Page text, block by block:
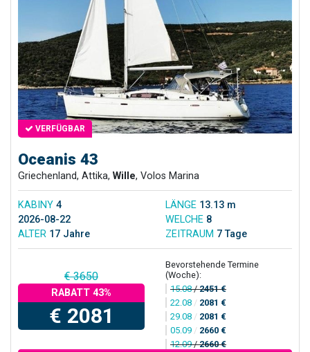
VERFÜGBAR
Oceanis 43
Griechenland, Attika, Wille, Volos Marina
KABINY 4 LÄNGE 13.13 m
2026-08-22
WELCHE 8
ALTER 17 Jahre ZEITRAUM 7 Tage
€ 3650
RABATT 43%
€ 2081
Bevorstehende Termine
(Woche):
15.08/2451 €
22.08 / 2081 €
29.08 / 2081 €
05.09 / 2660 €
12.09/2660 €